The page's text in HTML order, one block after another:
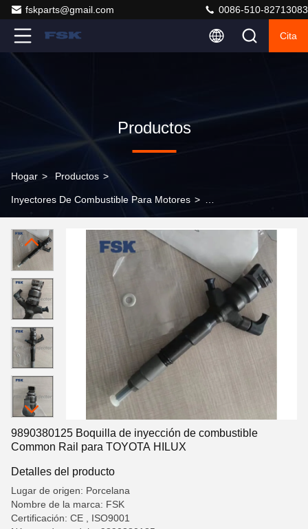
fskparts@gmail.com 0086-510-82713083
Cita
Productos
Hogar > Productos >
Inyectores De Combustible Para Motores >
Common Rail para TOYOTA HILUX
9890380125 Boquilla de inyección de combustible
Common Rail para TOYOTA HILUX
Detalles del producto
Lugar de origen: Porcelana
Nombre de la marca: FSK
Certificación: CE , ISO9001